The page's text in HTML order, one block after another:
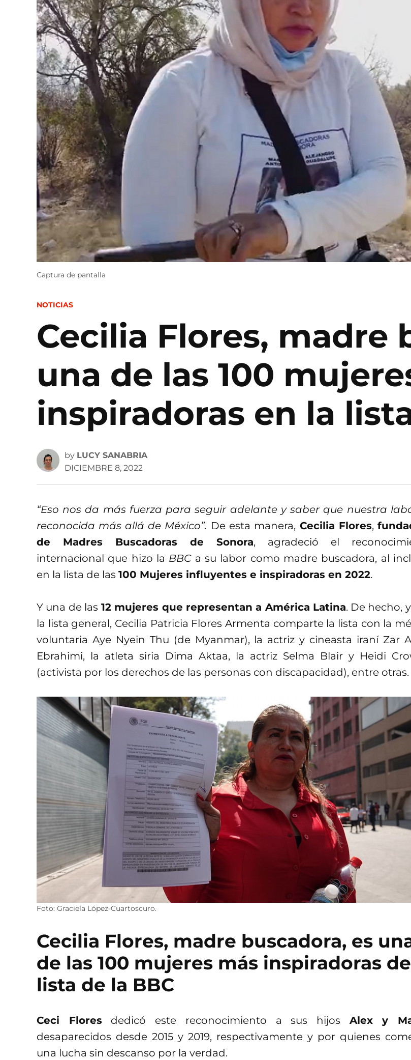
Captura de pantalla
POSTED
NOTICIAS
Cecilia Flores, madre
una de las 100
inspiradoras en la
by LUCY SANABRIA
DICIEMBRE 8, 2022
“Eso nos da más fuerza para seguir adelante y saber que nuestra
reconocida más allá de México”. De esta manera,Cecilia Flores,
de Madres Buscadoras de Sonora, agradeció el
internacional que hizo la BBCa su labor como madre buscadora, al
en la lista de las 100 Mujeres influyentes e inspiradoras en 2022.
Y una de las 12 mujeres que representan a América Latina. De hecho,
la lista general, Cecilia Patricia Flores Armenta comparte la lista con la
voluntaria Aye Nyein Thu (de Myanmar), la actriz y cineasta iraní Zar
Ebrahimi, la atleta siria Dima Aktaa, la actriz Selma Blair y Heidi
(activista por los derechos de las personas con discapacidad), entre otras.
Foto: Graciela López-Cuartoscuro.
Cecilia Flores, madre buscadora, es
de las 100 mujeres más inspiradoras
lista de la BBC
Ceci Floresdedicó este reconocimiento a sus hijos Alex y
desaparecidos desde 2015 y 2019, respectivamente y por quienes
una lucha sin descanso por la verdad.